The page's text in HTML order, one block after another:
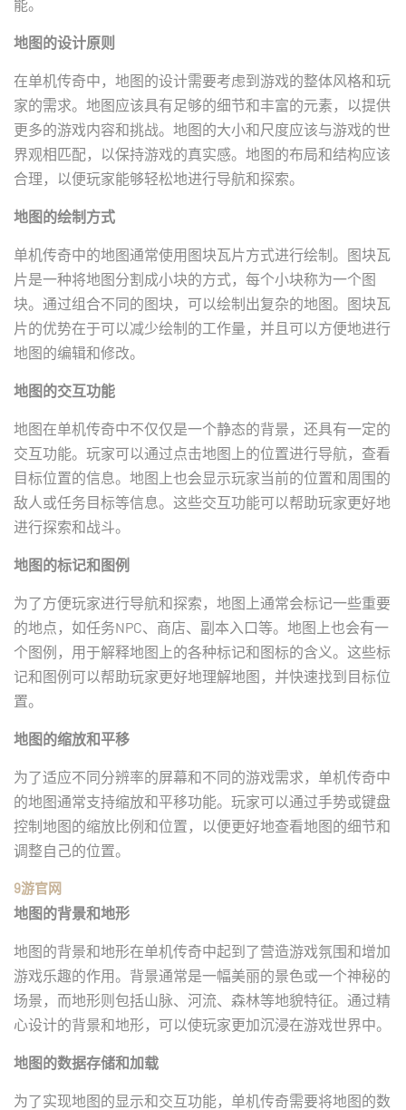
能。
地图的设计原则
在单机传奇中，地图的设计需要考虑到游戏的整体风格和玩
家的需求。地图应该具有足够的细节和丰富的元素，以提供
更多的游戏内容和挑战。地图的大小和尺度应该与游戏的世
界观相匹配，以保持游戏的真实感。地图的布局和结构应该
合理，以便玩家能够轻松地进行导航和探索。
地图的绘制方式
单机传奇中的地图通常使用图块瓦片方式进行绘制。图块瓦
片是一种将地图分割成小块的方式，每个小块称为一个图
块。通过组合不同的图块，可以绘制出复杂的地图。图块瓦
片的优势在于可以减少绘制的工作量，并且可以方便地进行
地图的编辑和修改。
地图的交互功能
地图在单机传奇中不仅仅是一个静态的背景，还具有一定的
交互功能。玩家可以通过点击地图上的位置进行导航，查看
目标位置的信息。地图上也会显示玩家当前的位置和周围的
敌人或任务目标等信息。这些交互功能可以帮助玩家更好地
进行探索和战斗。
地图的标记和图例
为了方便玩家进行导航和探索，地图上通常会标记一些重要
的地点，如任务NPC、商店、副本入口等。地图上也会有一
个图例，用于解释地图上的各种标记和图标的含义。这些标
记和图例可以帮助玩家更好地理解地图，并快速找到目标位
置。
地图的缩放和平移
为了适应不同分辨率的屏幕和不同的游戏需求，单机传奇中
的地图通常支持缩放和平移功能。玩家可以通过手势或键盘
控制地图的缩放比例和位置，以便更好地查看地图的细节和
调整自己的位置。
9游官网
地图的背景和地形
地图的背景和地形在单机传奇中起到了营造游戏氛围和增加
游戏乐趣的作用。背景通常是一幅美丽的景色或一个神秘的
场景，而地形则包括山脉、河流、森林等地貌特征。通过精
心设计的背景和地形，可以使玩家更加沉浸在游戏世界中。
地图的数据存储和加载
为了实现地图的显示和交互功能，单机传奇需要将地图的数